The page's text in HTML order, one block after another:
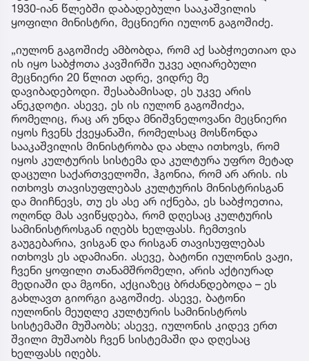
1930-იან წლებში დაბადებული სააკაშვილის
ყოფილი მინისტრი, მეცნიერი იულონ გაგოშიძე.
„იულონ გაგოშიძე ამბობდა, რომ აქ საბჭოეთიაო და
ის იყო საბჭოთა კავშირში უკვე აღიარებული
მეცნიერი 20 წლით ადრე, ვიდრე მე
დავიბადებოდი. შესაბამისად, ეს უკვე არის
ანეკდოტი. ასევე, ეს ის იულონ გაგოშიძეა,
რომელიც, რაც არ უნდა მნიშვნელოვანი მეცნიერი
იყოს ჩვენს ქვეყანაში, რომელსაც მოსწონდა
სააკაშვილის მინისტრობა და ახლა ითხოვს, რომ
იყოს კულტურის სისტემა და კულტურა უფრო მეტად
დაცული საქართველოში, ჰგონია, რომ არ არის. ის
ითხოვს თავისუფლებას კულტურის მინისტრისგან
და მიიჩნევს, თუ ეს ასე არ იქნება, ეს საბჭოეთია,
ოღონდ მას ავიწყდება, რომ დღესაც კულტურის
სამინისტროსგან იღებს ხელფასს. ჩემთვის
გაუგებარია, ვისგან და რისგან თავისუფლებას
ითხოვს ეს ადამიანი. ასევე, ბატონი იულონის ვაჟი,
ჩვენი ყოფილი თანამშრომელი, არის აქტიურად
მედიაში და მგონი, აქციაზეც ბრძანდებოდა – ეს
გახლავთ გიორგი გაგოშიძე. ასევე, ბატონი
იულონის მეუღლე კულტურის სამინისტროს
სისტემაში მუშაობს; ასევე, იულონის კიდევ ერთ
შვილი მუშაობს ჩვენ სისტემაში და დღესაც
ხელფასს იღებს.